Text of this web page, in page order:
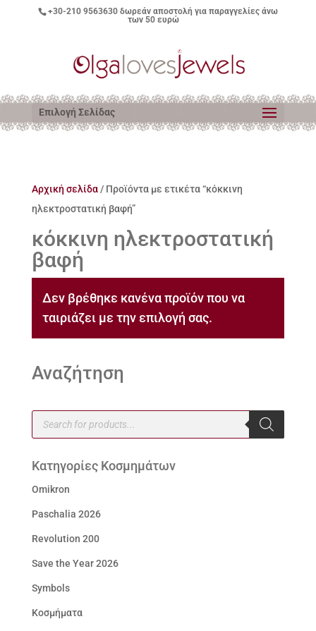
+30-210 9563630δωρεάν αποστολή για παραγγελίες άνω
των 50 ευρώ
Επιλογή Σελίδας
Αρχική σελίδα/ Προϊόντα με ετικέτα “κόκκινη
ηλεκτροστατική βαφή”
κόκκινη ηλεκτροστατική
βαφή
Δεν βρέθηκε κανένα προϊόν που να
ταιριάζει με την επιλογή σας.
Αναζήτηση
Products
search
Κατηγορίες Κοσμημάτων
Omikron
Paschalia 2026
Revolution 200
Save the Year 2026
Symbols
Κοσμήματα